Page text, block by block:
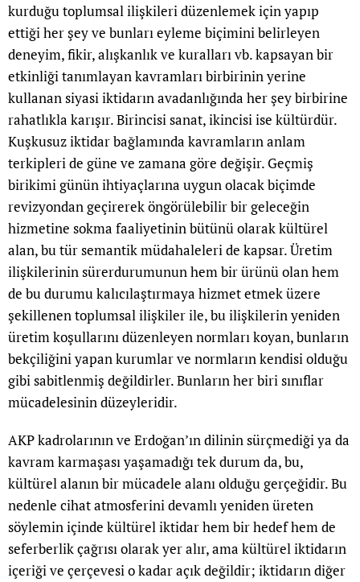
kurduğu toplumsal ilişkileri düzenlemek için yapıp
ettiği her şey ve bunları eyleme biçimini belirleyen
deneyim, fikir, alışkanlık ve kuralları vb. kapsayan bir
etkinliği tanımlayan kavramları birbirinin yerine
kullanan siyasi iktidarın avadanlığında her şey birbirine
rahatlıkla karışır. Birincisi sanat, ikincisi ise kültürdür.
Kuşkusuz iktidar bağlamında kavramların anlam
terkipleri de güne ve zamana göre değişir. Geçmiş
birikimi günün ihtiyaçlarına uygun olacak biçimde
revizyondan geçirerek öngörülebilir bir geleceğin
hizmetine sokma faaliyetinin bütünü olarak kültürel
alan, bu tür semantik müdahaleleri de kapsar. Üretim
ilişkilerinin sürerdurumunun hem bir ürünü olan hem
de bu durumu kalıcılaştırmaya hizmet etmek üzere
şekillenen toplumsal ilişkiler ile, bu ilişkilerin yeniden
üretim koşullarını düzenleyen normları koyan, bunların
bekçiliğini yapan kurumlar ve normların kendisi olduğu
gibi sabitlenmiş değildirler. Bunların her biri sınıflar
mücadelesinin düzeyleridir.
AKP kadrolarının ve Erdoğan’ın dilinin sürçmediği ya da
kavram karmaşası yaşamadığı tek durum da, bu,
kültürel alanın bir mücadele alanı olduğu gerçeğidir. Bu
nedenle cihat atmosferini devamlı yeniden üreten
söylemin içinde kültürel iktidar hem bir hedef hem de
seferberlik çağrısı olarak yer alır, ama kültürel iktidarın
içeriği ve çerçevesi o kadar açık değildir; iktidarın diğer